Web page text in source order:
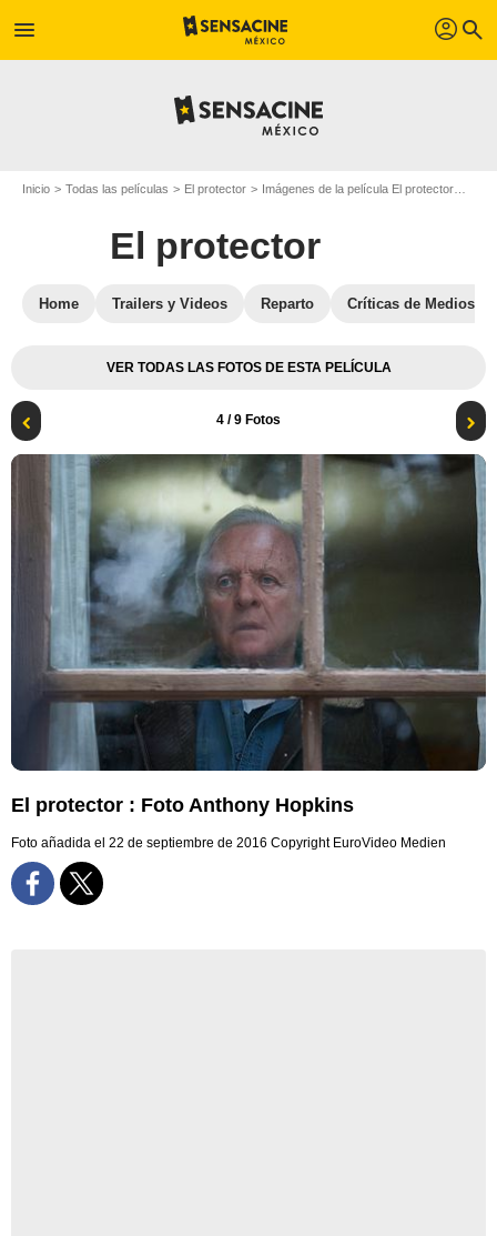
menu profil search
Inicio Todas las películas El protector Imágenes de la película El protector
El protector
Home Trailers y Videos Reparto Críticas de Medios
VER TODAS LAS FOTOS DE ESTA PELÍCULA
4 / 9 Fotos
El protector : Foto Anthony Hopkins
Foto añadida el 22 de septiembre de 2016 Copyright EuroVideo Medien